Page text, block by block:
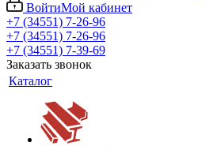
ВойтиМой кабинет
+7 (34551) 7-26-96
+7 (34551) 7-26-96
+7 (34551) 7-39-69
Заказать звонок
Каталог